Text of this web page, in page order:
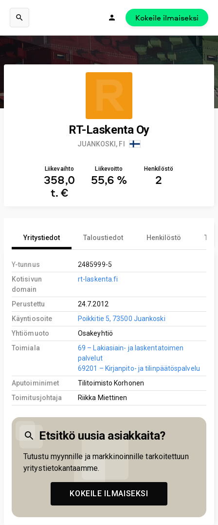
Kokeile ilmaiseksi
R
RT-Laskenta Oy
JUANKOSKI, FI
Liikevaihto
358,0
t. €
Liikevoitto
55,6 %
Henkilöstö
2
Yritystiedot Taloustiedot Henkilöstö
Y-tunnus
2485999-5
Kotisivun
domain
rt-laskenta.fi
Perustettu
24.7.2012
Käyntiosoite
Poikkitie 5, 73500 Juankoski
Yhtiömuoto
Osakeyhtiö
Toimiala
69 – Lakiasiain- ja laskentatoimen
palvelut
69201 – Kirjanpito- ja tilinpäätöspalvelu
Aputoiminimet
Tilitoimisto Korhonen
Toimitusjohtaja
Riikka Miettinen
Etsitkö uusia asiakkaita?
Tutustu myynnille ja markkinoinnille tarkoitettuun
yritystietokantaamme.
KOKEILE ILMAISEKSI